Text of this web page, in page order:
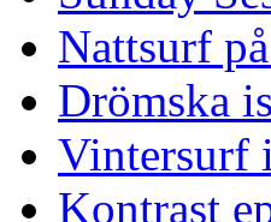
Nattsurf
Drömska
Vintersurf
Kontrast